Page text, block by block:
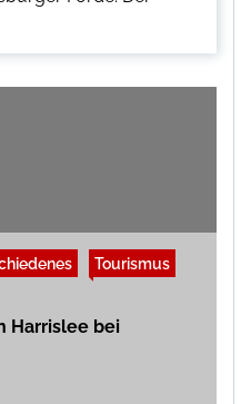
Tourismus
Harrislee bei